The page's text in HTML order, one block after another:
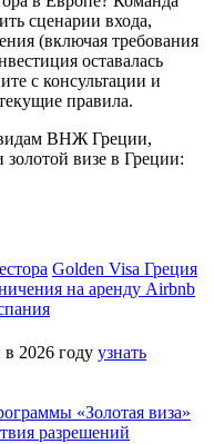
сценарии входа,
(включая требования
оставалась
с консультации и
правила.
ВНЖ Греции,
визе в Греции:
Golden Visa Греция
на аренду Airbnb
в 2026 году узнать
«Золотая виза»
разрешений